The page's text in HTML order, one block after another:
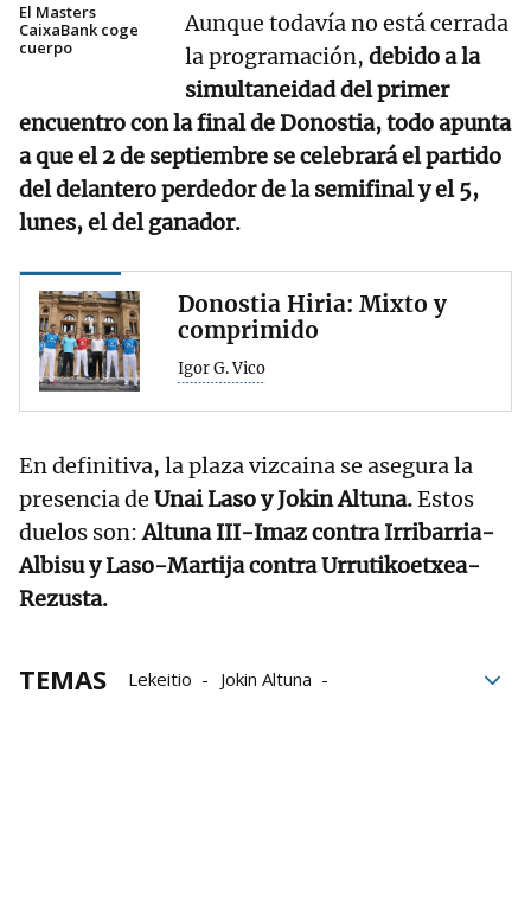
El Masters
CaixaBank coge
cuerpo
Aunque todavía no está cerrada
la programación, debido a la
simultaneidad del primer
encuentro con la final de Donostia, todo apunta
a que el 2 de septiembre se celebrará el partido
del delantero perdedor de la semifinal y el 5,
lunes, el del ganador.
Donostia Hiria: Mixto y
comprimido
Igor G. Vico
En definitiva, la plaza vizcaina se asegura la
presencia de Unai Laso y Jokin Altuna.Estos
duelos son:Altuna III-Imaz contra Irribarria-
Albisu y Laso-Martija contra Urrutikoetxea-
Rezusta.
TEMAS Lekeitio
Jokin Altuna